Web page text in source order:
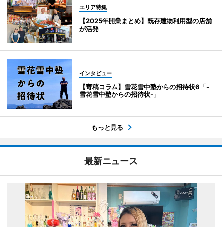
エリア特集
【2025年開業まとめ】既存建物利用型の店舗
が活発
インタビュー
【寄稿コラム】雪花雪中塾からの招待状6「-
雪花雪中塾からの招待状-」
もっと見る
最新ニュース